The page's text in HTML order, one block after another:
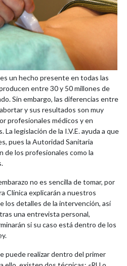
un hecho presente en todas las
entre 30 y 50 millones de
Sin embargo, las diferencias entre
y sus resultados son muy
profesionales médicos y en
legislación de la I.V.E. ayuda a que
pues la Autoridad Sanitaria
de los profesionales como la
no es sencilla de tomar, por
Clínica explicarán a nuestros
los detalles de la intervención, así
una entrevista personal,
si su caso está dentro de los
puede realizar dentro del primer